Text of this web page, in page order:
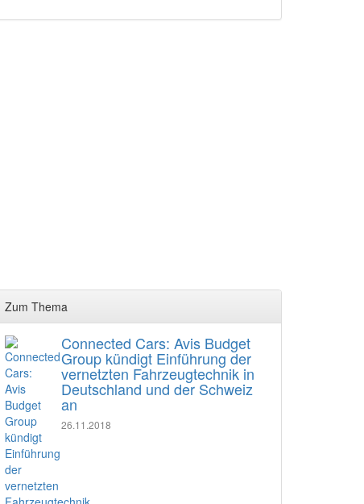
Zum Thema
Connected Cars: Avis Budget
Group kündigt Einführung der
vernetzten Fahrzeugtechnik in
Deutschland und der Schweiz
an
26.11.2018